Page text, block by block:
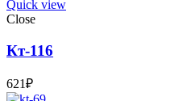
Quick view
Close
Кт-116
621₽